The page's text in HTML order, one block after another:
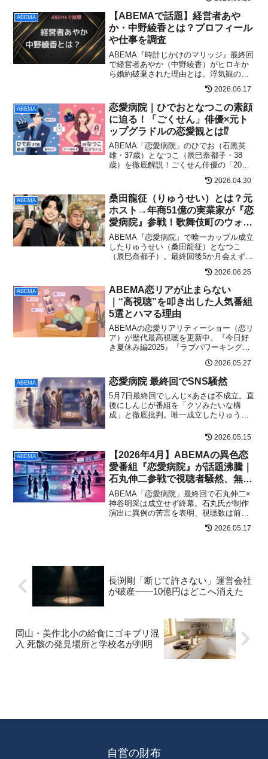
新反響を一気に整理。
ABEMA
【ABEMAで話題】経営者あや
か・中野綾香とは？プロフィール
や仕事を調査
ABEMA『時計じかけのマリッジ』最終回
で経営者あやか（中野綾香）がヒロキか
ら婚約破棄された理由とは。浮気観の衝
突から黄皓の仲裁まで、30日間の全真相
2026.06.17
ABEMA
恋愛病院｜ひでおとなつこの素顔
に迫る！「ごくせん」俳優×元ト
ップグラドルの恋愛観とは⁉
ABEMA「恋愛病院」のひでお（石黒英
雄・37歳）となつこ（辰巳奈都子・38
歳）を徹底解説！ごくせん俳優の「20代
10年間一途」な恋愛史、元トップグラド
ルの「ガード固め」の理由とは？鼻キ
ス・腕枕など番組内の最新展開もまとめ
て紹介！
2026.04.30
ABEMA
桑田龍征（りゅうせい）とは？元
ホスト→年商51億の実業家が『恋
愛病院』参戦！歌舞伎町のウォル
ト・ディズニーの素顔と恋愛観を
徹底解説
ABEMA『恋愛病院』で唯一カップル成立
したりゅうせい（桑田龍征）となつこ
（辰巳奈都子）。最終回後5か月会えず・
の奇跡の返信まで。確認済み情報のみで
徹底まとめ。
2026.06.25
ABEMA
ABEMA恋リアが止まらない
｜“高視聴”を叩き出した人気番組
5選とハマる理由
ABEMAの恋愛リアリティーショー（恋リ
ア）が歴代最高視聴を更新中。『今日好
き夏休み編2025』『ラブパワーキングダ
力、高視聴の理由、SNS口コミまで現場
目線で徹底解説。
2026.05.27
ABEMA 恋愛病院 最終回でSNS騒然
5月7日最終回でしんじ×あさは不成立。直
後にしんじが番組を「クソみたいな構
成」と徹底批判。唯一成立したりゅうせ
い"と告白。吉村大阪府知事の「チョイス
ミス」発言まで、放送後1週間の全動向を
時系列でまとめる。
2026.05.15
ABEMA
【2026年4月】ABEMAの異色恋
愛番組『恋愛病院』が話題沸騰｜
石丸伸二参戦で視聴者騒然、無料
視聴方法と見どころを完全解説
ABEMA「恋愛病院」最終回で石丸伸二×
神谷明采は成立せず終幕。石丸氏が制作
演出に異例の苦言を表明、視聴数は前年
比149%増。北海道在住ライターが番組終
了後の波紋と見逃し配信視聴法まで率直
2026.05.17
長渕剛「断じて許さない」運営会社
が破産――10億円はどこへ消えた
岡山・美作北小の給食にゴキブリ混
入 死骸の発見場所と学校名が判明
自営の財布